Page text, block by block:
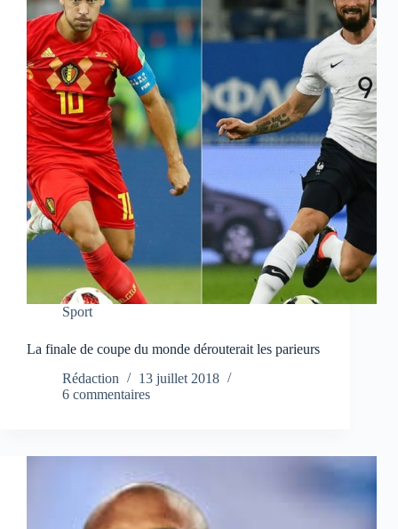
Sport
La finale de coupe du monde dérouterait les parieurs
Rédaction
13 juillet 2018
6 commentaires